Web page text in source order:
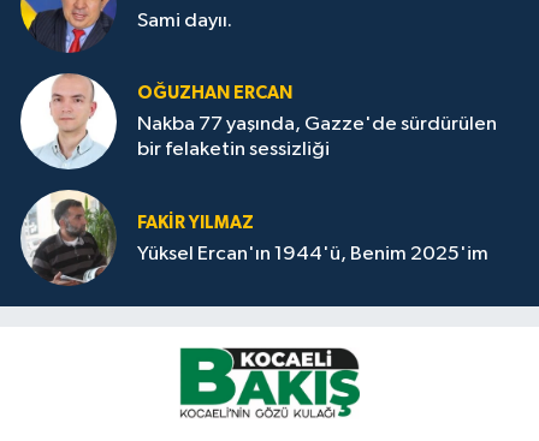
Sami dayıı.
OĞUZHAN ERCAN
Nakba 77 yaşında, Gazze'de sürdürülen
bir felaketin sessizliği
FAKİR YILMAZ
Yüksel Ercan'ın 1944'ü, Benim 2025'im